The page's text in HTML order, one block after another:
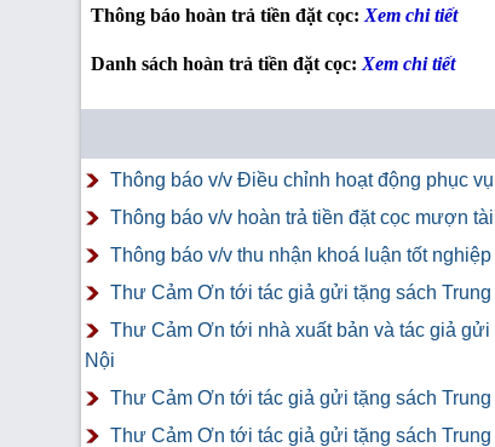
Thông báo hoàn trả tiền đặt cọc: Xem chi tiết
Danh sách hoàn trả tiền đặt cọc: Xem chi tiết
Thông báo v/v Điều chỉnh hoạt động phục
Thông báo v/v hoàn trả tiền đặt cọc mượn
Thông báo v/v thu nhận khoá luận tốt
Thư Cảm Ơn tới tác giả gửi tặng sách
Thư Cảm Ơn tới nhà xuất bản và tác giả
Nội
Thư Cảm Ơn tới tác giả gửi tặng sách
Thư Cảm Ơn tới tác giả gửi tặng sách